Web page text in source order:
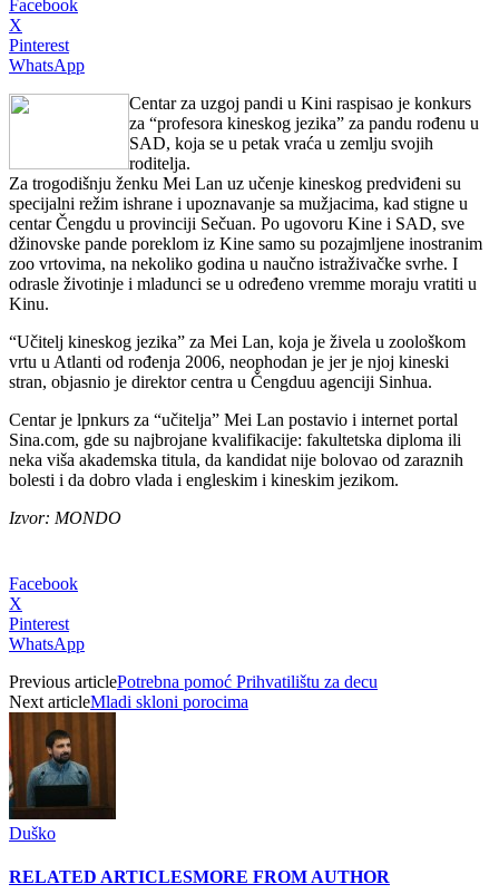
Facebook
X
Pinterest
WhatsApp
Centar za uzgoj pandi u Kini raspisao je konkurs
za “profesora kineskog jezika” za pandu rođenu u
SAD, koja se u petak vraća u zemlju svojih
roditelja.
Za trogodišnju ženku Mei Lan uz učenje kineskog predviđeni su
specijalni režim ishrane i upoznavanje sa mužjacima, kad stigne u
centar Čengdu u provinciji Sečuan. Po ugovoru Kine i SAD, sve
džinovske pande poreklom iz Kine samo su pozajmljene inostranim
zoo vrtovima, na nekoliko godina u naučno istraživačke svrhe. I
odrasle životinje i mladunci se u određeno vremme moraju vratiti u
Kinu.
“Učitelj kineskog jezika” za Mei Lan, koja je živela u zoološkom
vrtu u Atlanti od rođenja 2006, neophodan je jer je njoj kineski
stran, objasnio je direktor centra u Čengduu agenciji Sinhua.
Centar je lpnkurs za “učitelja” Mei Lan postavio i internet portal
Sina.com, gde su najbrojane kvalifikacije: fakultetska diploma ili
neka viša akademska titula, da kandidat nije bolovao od zaraznih
bolesti i da dobro vlada i engleskim i kineskim jezikom.
Izvor: MONDO
Facebook
X
Pinterest
WhatsApp
Previous articlePotrebna pomoć Prihvatilištu za decu
Next articleMladi skloni porocima
Duško
RELATED ARTICLESMORE FROM AUTHOR